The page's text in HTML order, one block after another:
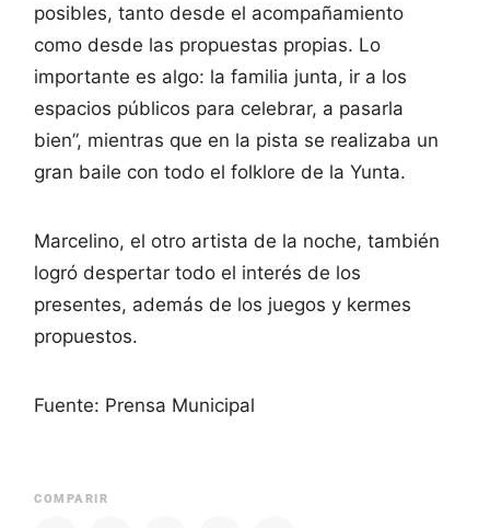
posibles, tanto desde el acompañamiento
como desde las propuestas propias. Lo
importante es algo: la familia junta, ir a los
espacios públicos para celebrar, a pasarla
bien”, mientras que en la pista se realizaba un
gran baile con todo el folklore de la Yunta.
Marcelino, el otro artista de la noche, también
logró despertar todo el interés de los
presentes, además de los juegos y kermes
propuestos.
Fuente: Prensa Municipal
COMPARIR